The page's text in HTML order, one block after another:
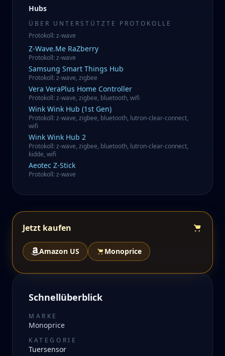
Hubs
ÜBER UNTERSTÜTZTE PROTOKOLLE
Protokoll:z-wave
Z-Wave.Me RaZberry
Protokoll:z-wave
Samsung Smart Things Hub
Protokoll:z-wave, zigbee
Vera VeraPlus Home Controller
Protokoll:z-wave, zigbee, bluetooth, wifi
Wink Wink Hub (1st Gen)
Protokoll:z-wave, zigbee, bluetooth, lutron-clear-connect,
wifi
Wink Wink Hub 2
Protokoll:z-wave, zigbee, bluetooth, lutron-clear-connect,
kidde, wifi
Aeotec Z-Stick
Protokoll:z-wave
Jetzt kaufen
Amazon US Monoprice
Schnellüberblick
MARKE
Monoprice
KATEGORIE
Tuersensor